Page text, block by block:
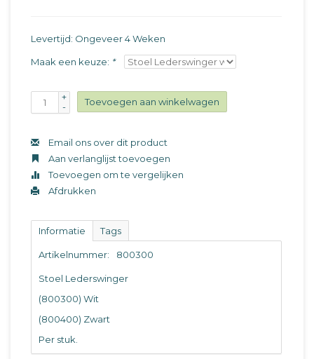
Levertijd: Ongeveer 4 Weken
Maak een keuze: *
+
-
Toevoegen aan winkelwagen
Email ons over dit product
Aan verlanglijst toevoegen
Toevoegen om te vergelijken
Afdrukken
Informatie Tags
Artikelnummer: 800300
Stoel Lederswinger
(800300) Wit
(800400) Zwart
Per stuk.